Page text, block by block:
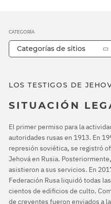
LOS TESTIGOS DE
SITUACIÓN
El primer permiso para la
autoridades rusas en 1913. En
represión soviética, se registró
Jehová en Rusia.
asistieron a sus servicios. En
Federación Rusa liquidó todas
cientos de edificios de culto.
de creyentes fueron enviados a
CATEGORÍA
Categorías de sitios